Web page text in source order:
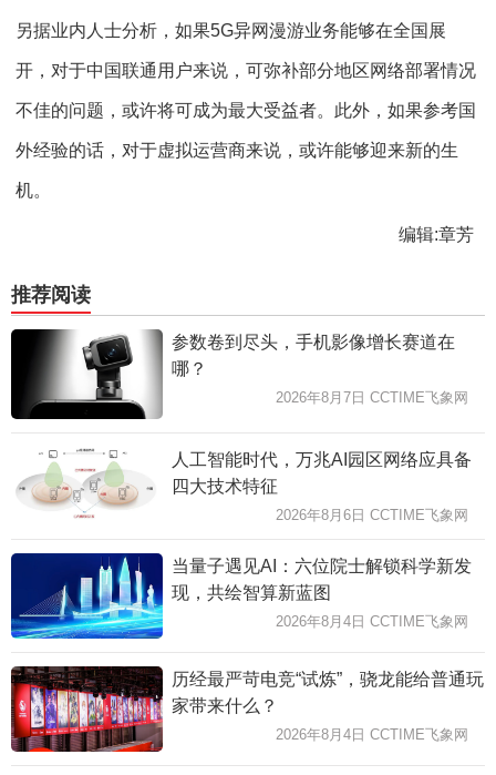
另据业内人士分析，如果5G异网漫游业务能够在全国展
开，对于中国联通用户来说，可弥补部分地区网络部署情况
不佳的问题，或许将可成为最大受益者。此外，如果参考国
外经验的话，对于虚拟运营商来说，或许能够迎来新的生
机。
编辑:章芳
推荐阅读
参数卷到尽头，手机影像增长赛道在
哪？
2026年8月7日 CCTIME飞象网
人工智能时代，万兆AI园区网络应具备
四大技术特征
2026年8月6日 CCTIME飞象网
当量子遇见AI：六位院士解锁科学新发
现，共绘智算新蓝图
2026年8月4日 CCTIME飞象网
历经最严苛电竞“试炼”，骁龙能给普通玩
家带来什么？
2026年8月4日 CCTIME飞象网